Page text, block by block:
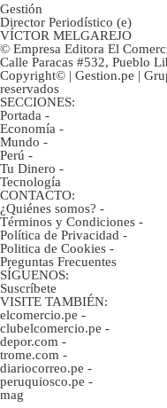
Gestión
Director Periodístico (e)
VÍCTOR MELGAREJO
© Empresa Editora El
Calle Paracas #532, Pueblo
Copyright© | Gestion.pe |
reservados
SECCIONES:
Portada -
Economía -
Mundo -
Perú -
Tu Dinero -
Tecnología
CONTACTO:
¿Quiénes somos? -
Términos y Condiciones -
Política de Privacidad -
Politica de Cookies -
Preguntas Frecuentes
SÍGUENOS:
Suscríbete
VISITE TAMBIÉN:
elcomercio.pe -
clubelcomercio.pe -
depor.com -
trome.com -
diariocorreo.pe -
peruquiosco.pe -
mag